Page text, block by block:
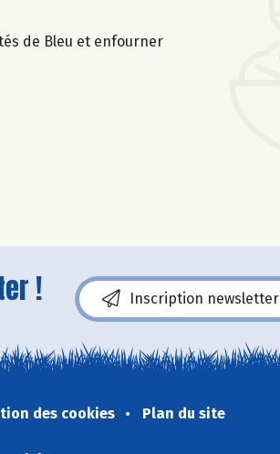
de Bleu et enfourner
! Inscription newsletter
des cookies Plan du site